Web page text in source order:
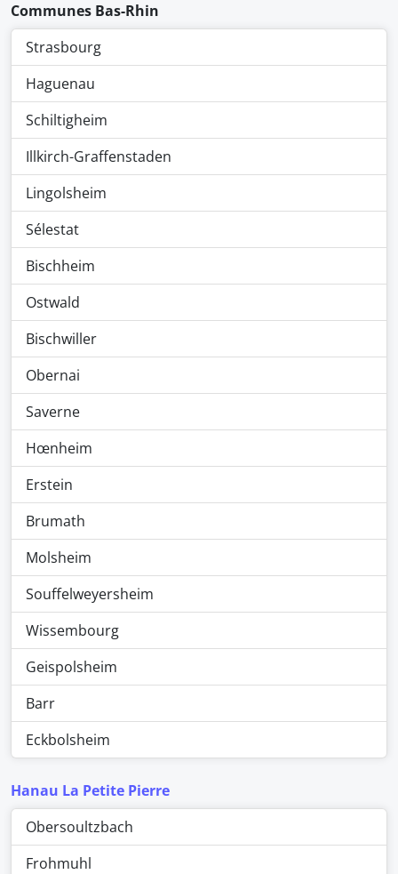
Communes Bas-Rhin
Strasbourg
Haguenau
Schiltigheim
Illkirch-Graffenstaden
Lingolsheim
Sélestat
Bischheim
Ostwald
Bischwiller
Obernai
Saverne
Hœnheim
Erstein
Brumath
Molsheim
Souffelweyersheim
Wissembourg
Geispolsheim
Barr
Eckbolsheim
Hanau La Petite Pierre
Obersoultzbach
Frohmuhl